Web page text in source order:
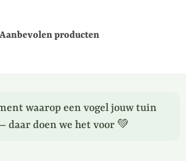
Aanbevolen producten
waarop een vogel jouw tuin
daar doen we het voor 💚